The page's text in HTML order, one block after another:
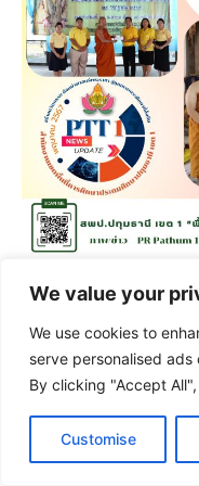
We value your
We use cookies to
serve personalised
By clicking "Accept
Customise
2 พฤษภาคม
จดหมายข่าว/ By
แนะแนว
เรื่อง
←Previous เรื่อง